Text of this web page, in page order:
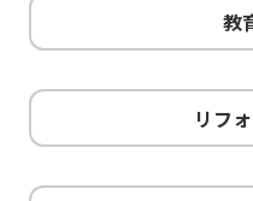
教
リフ